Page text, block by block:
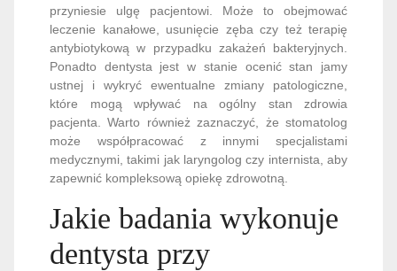
przyniesie ulgę pacjentowi. Może to obejmować
leczenie kanałowe, usunięcie zęba czy też terapię
antybiotykową w przypadku zakażeń bakteryjnych.
Ponadto dentysta jest w stanie ocenić stan jamy
ustnej i wykryć ewentualne zmiany patologiczne,
które mogą wpływać na ogólny stan zdrowia
pacjenta. Warto również zaznaczyć, że stomatolog
może współpracować z innymi specjalistami
medycznymi, takimi jak laryngolog czy internista, aby
zapewnić kompleksową opiekę zdrowotną.
Jakie badania wykonuje
dentysta przy